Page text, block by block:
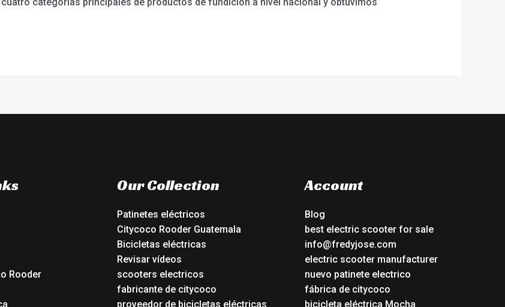
Rooder
Our Collection
Patinetes eléctricos
Citycoco Rooder Guatemala
Bicicletas eléctricas
Revisar vídeos
scooters electricos
fabricante de citycoco
proveedor de bicicletas eléctricas
Account
Blog
best electric scooter for sale
info@fredyjose.com
electric scooter manufacturer
nuevo patinete electrico
fábrica de citycoco
bicicleta eléctrica Mocha